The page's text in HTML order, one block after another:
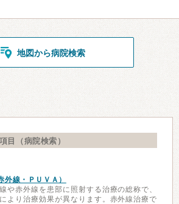
地図から病院検索
目（病院検索）
線・ＰＵＶＡ）
や赤外線を患部に照射する治療の総称で、
より治療効果が異なります。赤外線治療で